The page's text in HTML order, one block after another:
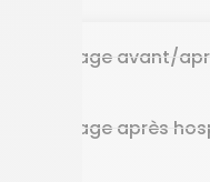
Ménage avant/
Ménage après